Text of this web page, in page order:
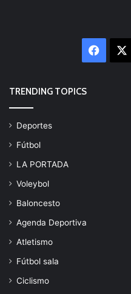
TRENDING TOPICS
Deportes
Fútbol
LA PORTADA
Voleybol
Baloncesto
Agenda Deportiva
Atletismo
Fútbol sala
Ciclismo